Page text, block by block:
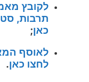
לקובץ
תרבות,
כאן;
לאוסף
לחצו כאן.